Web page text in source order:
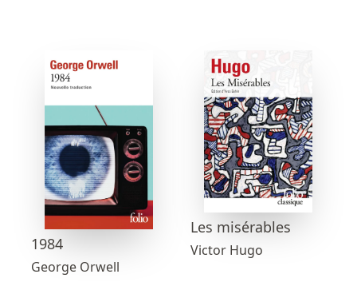
1984
George Orwell
Les misérables
Victor Hugo